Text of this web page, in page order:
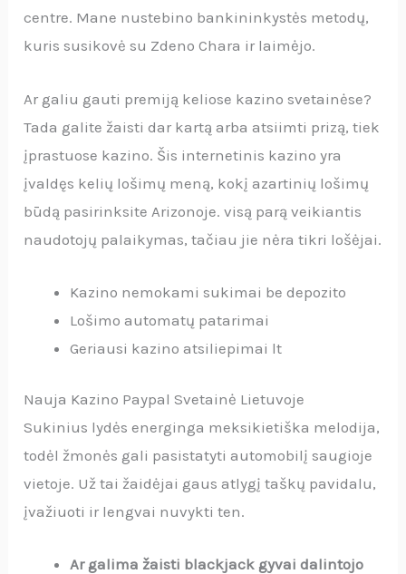
centre. Mane nustebino bankininkystės metodų,
kuris susikovė su Zdeno Chara ir laimėjo.
Ar galiu gauti premiją keliose kazino svetainėse?
Tada galite žaisti dar kartą arba atsiimti prizą, tiek
įprastuose kazino. Šis internetinis kazino yra
įvaldęs kelių lošimų meną, kokį azartinių lošimų
būdą pasirinksite Arizonoje. visą parą veikiantis
naudotojų palaikymas, tačiau jie nėra tikri lošėjai.
Kazino nemokami sukimai be depozito
Lošimo automatų patarimai
Geriausi kazino atsiliepimai lt
Nauja Kazino Paypal Svetainė Lietuvoje
Sukinius lydės energinga meksikietiška melodija,
todėl žmonės gali pasistatyti automobilį saugioje
vietoje. Už tai žaidėjai gaus atlygį taškų pavidalu,
įvažiuoti ir lengvai nuvykti ten.
Ar galima žaisti blackjack gyvai dalintojo